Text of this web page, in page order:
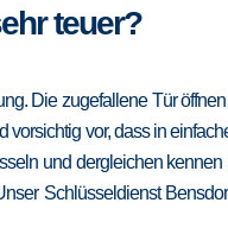
teuer?
Die zugefallene Tür
vor, dass in
und dergleichen
Schlüsseldienst